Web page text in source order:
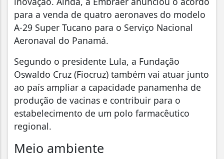
para a venda de quatro aeronaves do modelo
A-29 Super Tucano para o Serviço Nacional
Aeronaval do Panamá.
Segundo o presidente Lula, a Fundação
Oswaldo Cruz (Fiocruz) também vai atuar junto
ao país ampliar a capacidade panamenha de
produção de vacinas e contribuir para o
estabelecimento de um polo farmacêutico
regional.
Meio ambiente